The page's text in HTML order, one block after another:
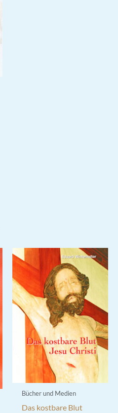
Bücher und Medien
Das kostbare Blut